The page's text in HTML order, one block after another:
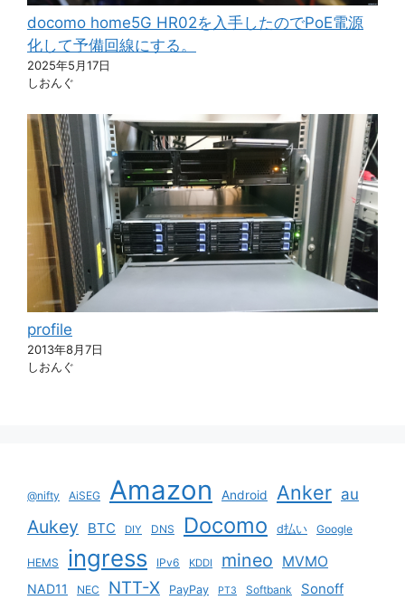
docomo home5G HR02を入手したのでPoE電源
化して予備回線にする。
2025年5月17日
しおんぐ
profile
2013年8月7日
しおんぐ
@nifty AiSEG Amazon Android Anker au
Aukey BTC DIY DNS Docomo d払い Google
HEMS ingress IPv6 KDDI mineo MVMO
NAD11 NEC NTT-X PayPay PT3 Softbank Sonoff